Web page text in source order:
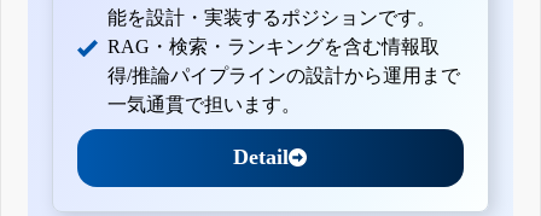
能を設計・実装するポジションです。
RAG・検索・ランキングを含む情報取
得/推論パイプラインの設計から運用まで
一気通貫で担います。
Detail